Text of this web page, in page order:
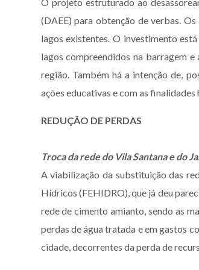
(DAEE) para obtenção de verbas.
lagos existentes. O investimento
lagos compreendidos na barragem
região. Também há a intenção de,
ações educativas e com as
REDUÇÃO DE PERDAS
Troca da rede do Vila Santana e do
A viabilização da substituição das
Hídricos (FEHIDRO), que já deu
rede de cimento amianto, sendo as
perdas de água tratada e em gastos
cidade, decorrentes da perda de